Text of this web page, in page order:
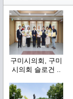
구미시의회, 구미
시의회 슬로건 ..